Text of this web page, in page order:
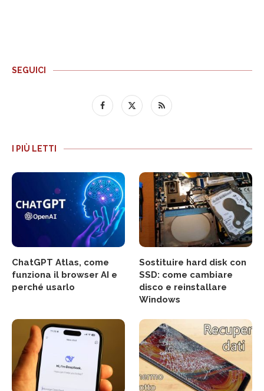
SEGUICI
I PIÙ LETTI
ChatGPT Atlas, come
funziona il browser AI e
perché usarlo
Sostituire hard disk con
SSD: come cambiare
disco e reinstallare
Windows